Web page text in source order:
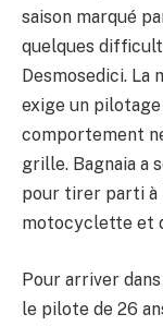
saison marqué
quelques
Desmosedici. La
exige un
comportement
grille. Bagnaia a
pour tirer parti à
motocyclette et
Pour arriver
le pilote de 26